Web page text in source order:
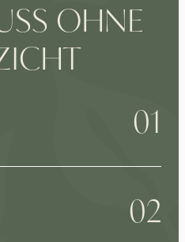
OHNE
01
02